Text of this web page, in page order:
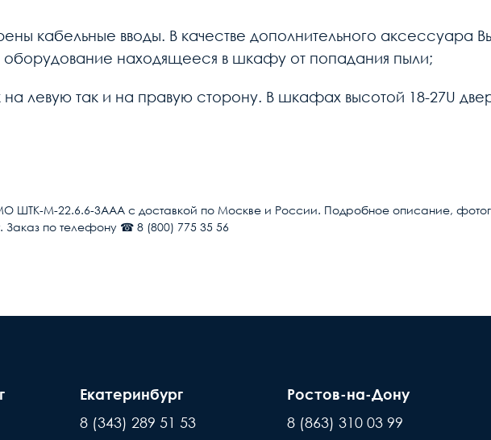
кабельные вводы. В качестве дополнительного аксессуара
находящееся в шкафу от попадания пыли;
левую так и на правую сторону. В шкафах высотой 18-27U
Шкаф телекоммуникационный
22
600
600
новые детали +
что доставка производится только
составляет 15 минут
ШТК-М-22.6.6-3ААА с доставкой по Москве и России. Подробное описание,
по телефону ☎ 8 (800) 775 35 56
Екатеринбург
8 (343) 289 51 53
Ростов-на-Дону
8 (863) 310 03 99